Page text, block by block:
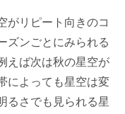
がリピート向きのコ
ズンごとにみられる
えば次は秋の星空が
によっても星空は変
るさでも見られる星